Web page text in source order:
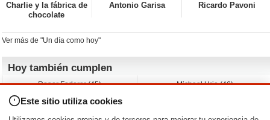
Charlie y la fábrica de
chocolate
Antonio Garisa
Ricardo Pavoni
Ver más de "Un día como hoy"
Hoy también cumplen
Roger Federer (45)
Dustin Hoffman (89)
Martin Brest (75)
Michael Urie (46)
Jimmy Jean-Louis (58)
Este sitio utiliza cookies